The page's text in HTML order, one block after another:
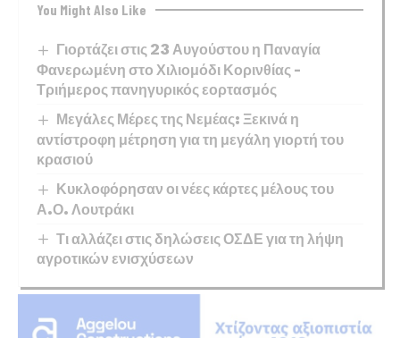
You Might Also Like
Γιορτάζει στις 23 Αυγούστου η Παναγία
Φανερωμένη στο Χιλιομόδι Κορινθίας –
Τριήμερος πανηγυρικός εορτασμός
Μεγάλες Μέρες της Νεμέας: Ξεκινά η
αντίστροφη μέτρηση για τη μεγάλη γιορτή του
κρασιού
Κυκλοφόρησαν οι νέες κάρτες μέλους του
Α.Ο. Λουτράκι
Τι αλλάζει στις δηλώσεις ΟΣΔΕ για τη λήψη
αγροτικών ενισχύσεων